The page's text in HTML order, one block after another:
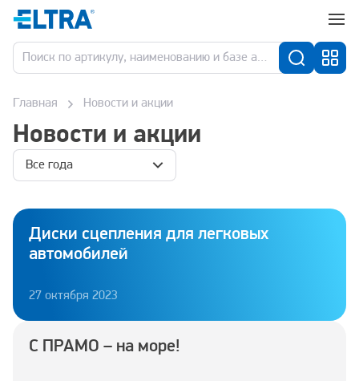
Главная Новости и акции
Новости и акции
Все года
Диски сцепления для легковых
автомобилей
27 октября 2023
С ПРАМО – на море!